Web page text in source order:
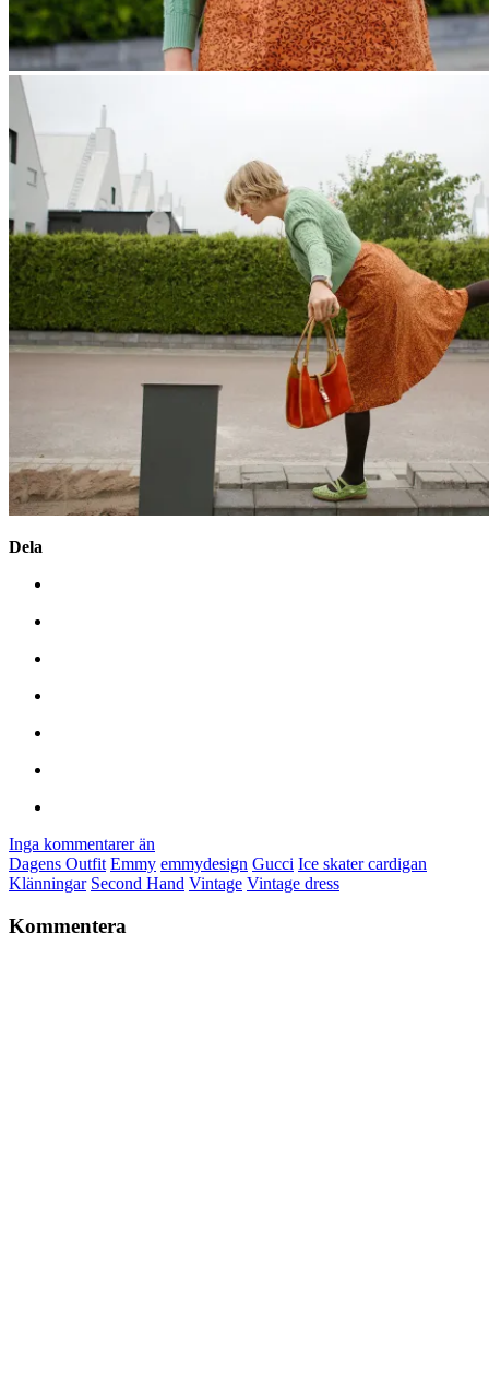
Dela
Inga kommentarer än
Dagens Outfit Emmy emmydesign Gucci Ice skater cardigan
Klänningar Second Hand Vintage Vintage dress
Kommentera